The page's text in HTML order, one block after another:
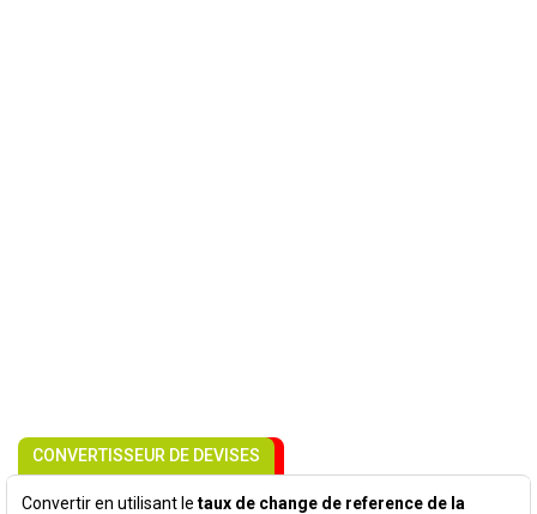
CONVERTISSEUR DE DEVISES
Convertir en utilisant le taux de change de reference de la